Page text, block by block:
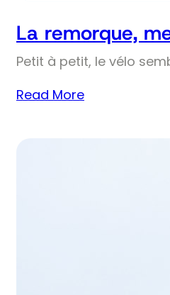
La remorque,
Petit à petit, le vélo
Read More